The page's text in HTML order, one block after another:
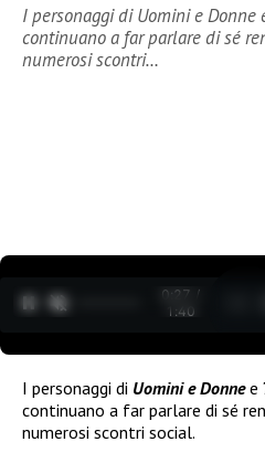
I personaggi di Uomini e Donne
continuano a far parlare di sé
numerosi scontri…
0:27 /
1:40
I personaggi di Uomini e Donnee
continuano a far parlare di sé
numerosi scontri social.